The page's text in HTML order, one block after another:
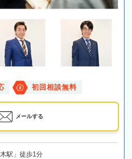
初回相談無料
メールする
駅」徒歩1分